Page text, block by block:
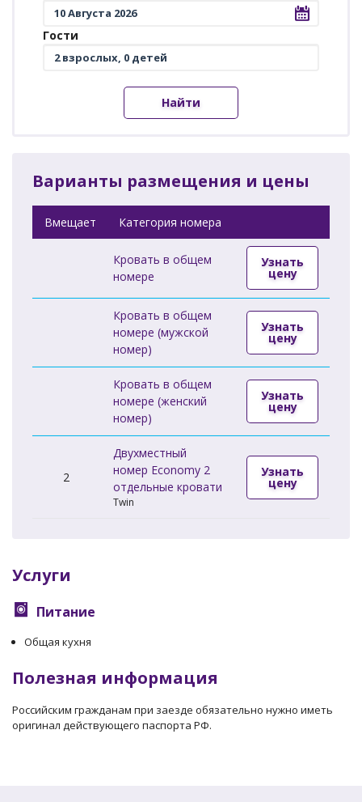
Гости
Найти
Варианты размещения и цены
Вмещает Категория номера
Кровать в общем
номере
Узнать
цену
Кровать в общем
номере (мужской
номер)
Узнать
цену
Кровать в общем
номере (женский
номер)
Узнать
цену
2
Двухместный
номер Economy 2
отдельные кровати
Twin
Узнать
цену
Услуги
Питание
Общая кухня
Полезная информация
Российским гражданам при заезде обязательно нужно иметь
оригинал действующего паспорта РФ.